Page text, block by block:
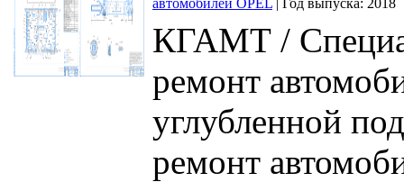
автомобилей OPEL | Год выпуска: 2018
КГАМТ /
ремонт
углубленной
ремонт